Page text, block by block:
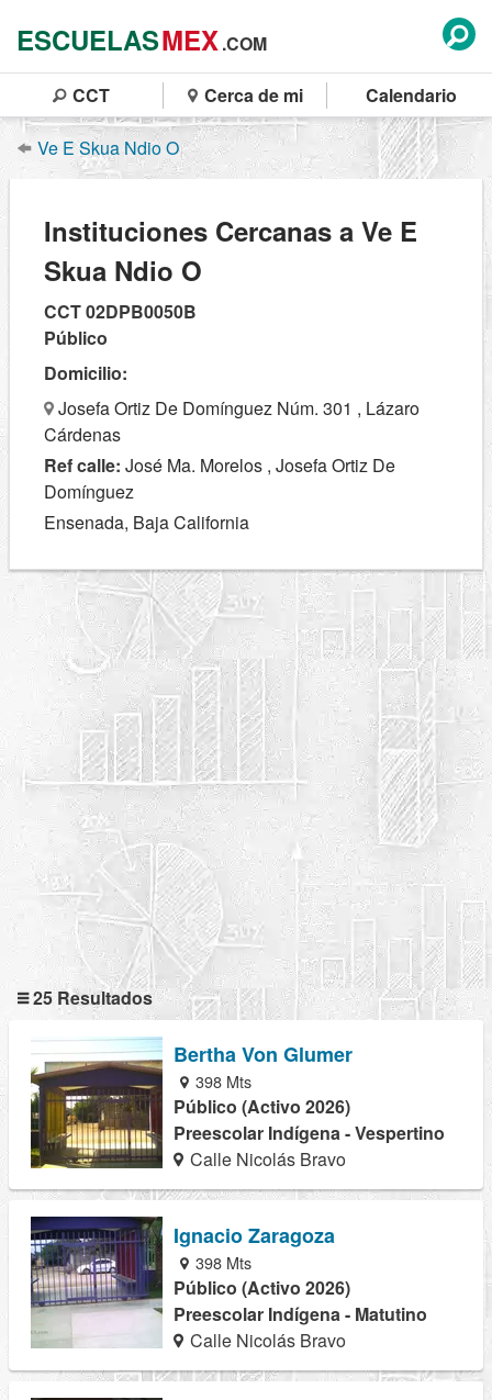
ESCUELASMEX.COM
CCT Cerca de mi Calendario
Ve E Skua Ndio O
Instituciones Cercanas a Ve E
Skua Ndio O
CCT 02DPB0050B
Público
Domicilio:
Josefa Ortiz De Domínguez Núm. 301 , Lázaro
Cárdenas
Ref calle: José Ma. Morelos , Josefa Ortiz De
Domínguez
Ensenada, Baja California
25 Resultados
Bertha Von Glumer
398 Mts
Público (Activo 2026)
Preescolar Indígena - Vespertino
Calle Nicolás Bravo
Ignacio Zaragoza
398 Mts
Público (Activo 2026)
Preescolar Indígena - Matutino
Calle Nicolás Bravo